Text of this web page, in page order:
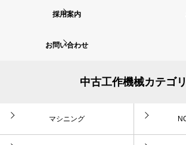
採用案内
お問い合わせ
中古工作機械カテゴリ
マシニング